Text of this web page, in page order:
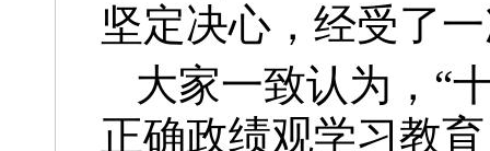
坚定决心，经受了
大家一致认为，“
正确政绩观学习教